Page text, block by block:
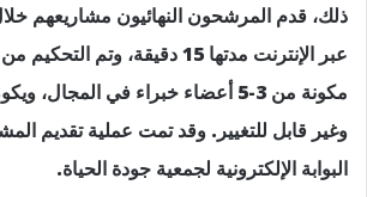
ذلك، قدم المرشحون النهائيون مشاريعهم
عبر الإنترنت مدتها 15 دقيقة،
مكونة من 3-5 أعضاء خبراء في المجال،
وغير قابل للتغيير. وقد تمت عملية تقديم
البوابة الإلكترونية لجمعية جودة الحياة.